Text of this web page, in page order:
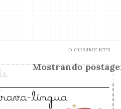
Mostrando
0 COMMENTS